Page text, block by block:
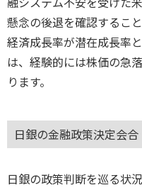
懸念の後退を確認するこ
経済成長率が潜在成長率
は、経験的には株価の急
ります。
日銀の金融政策決定会合
日銀の政策判断を巡る状